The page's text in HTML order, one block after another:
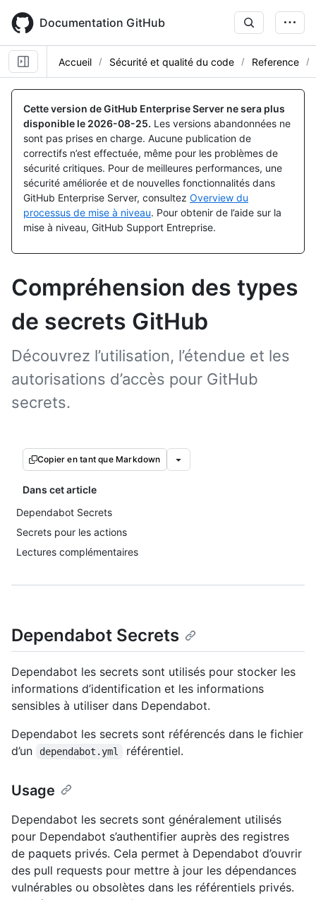
main
content
Documentation GitHub
Accueil Sécurité et qualité du code Reference
Cette version de GitHub Enterprise Server ne sera plus
disponible le 2026-08-25. Les versions abandonnées ne
sont pas prises en charge. Aucune publication de
correctifs n’est effectuée, même pour les problèmes de
sécurité critiques. Pour de meilleures performances, une
sécurité améliorée et de nouvelles fonctionnalités dans
GitHub Enterprise Server, consultez Overview du
processus de mise à niveau. Pour obtenir de l’aide sur la
mise à niveau, GitHub Support Entreprise.
Compréhension des types
de secrets GitHub
Découvrez l’utilisation, l’étendue et les
autorisations d’accès pour GitHub
secrets.
Copier en tant que Markdown
Dans cet article
Dependabot Secrets
Secrets pour les actions
Lectures complémentaires
Dependabot Secrets
Dependabot les secrets sont utilisés pour stocker les
informations d’identification et les informations
sensibles à utiliser dans Dependabot.
Dependabot les secrets sont référencés dans le fichier
d’un
dependabot.yml référentiel.
Usage
Dependabot les secrets sont généralement utilisés
pour Dependabot s’authentifier auprès des registres
de paquets privés. Cela permet à Dependabot d’ouvrir
des pull requests pour mettre à jour les dépendances
vulnérables ou obsolètes dans les référentiels privés.